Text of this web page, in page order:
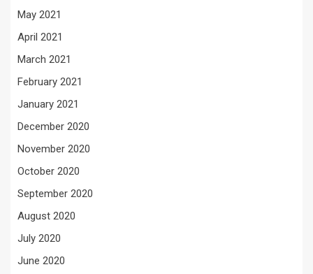
May 2021
April 2021
March 2021
February 2021
January 2021
December 2020
November 2020
October 2020
September 2020
August 2020
July 2020
June 2020